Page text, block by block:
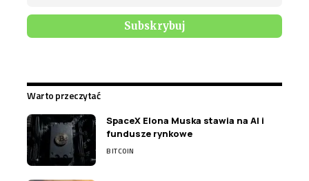
Warto przeczytać
SpaceX Elona Muska stawia na AI i
fundusze rynkowe
BITCOIN